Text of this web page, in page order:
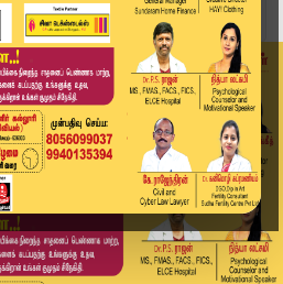
'நோ'... அரசியலி...